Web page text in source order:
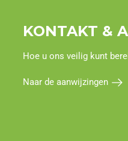
KONTAKT &
Hoe u ons veilig kunt
Naar de aanwijzingen